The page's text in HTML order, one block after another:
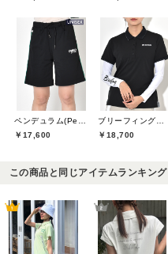
ペンデュラム(Pendulum)
￥17,600
ブリーフィングゴルフ(BRIEFING GOLF)
￥18,700
この商品と同じアイテムランキング